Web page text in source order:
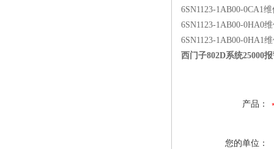
6SN1123-1AB00-0CA1
6SN1123-1AB00-0HA0
6SN1123-1AB00-0HA1
西门子802D系统25000
产品：
您的单位：